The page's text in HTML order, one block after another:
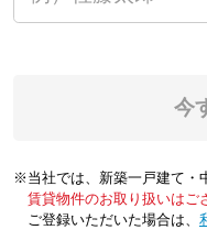
今
※当社では、新築一戸建て・
賃貸物件のお取り扱いはご
ご登録いただいた場合は、